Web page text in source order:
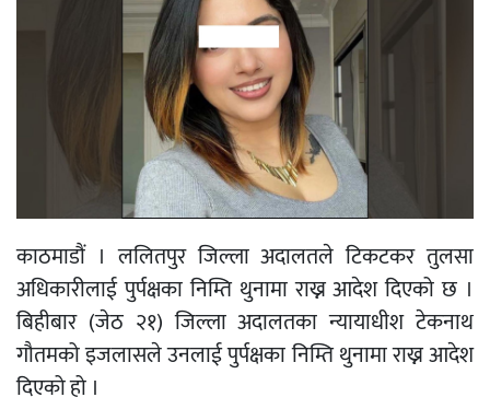
काठमाडौं । ललितपुर जिल्ला अदालतले टिकटकर तुलसा
अधिकारीलाई पुर्पक्षका निम्ति थुनामा राख्न आदेश दिएको छ ।
बिहीबार (जेठ २१) जिल्ला अदालतका न्यायाधीश टेकनाथ
गौतमको इजलासले उनलाई पुर्पक्षका निम्ति थुनामा राख्न आदेश
दिएको हो ।